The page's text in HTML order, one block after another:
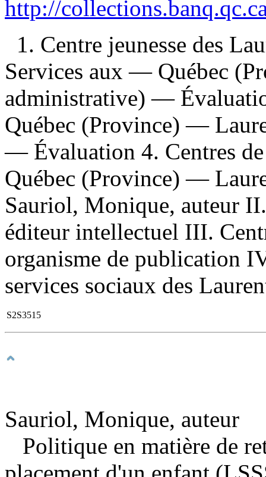
http://
1. Centre jeunesse des
Services aux — Québec
administrative) —
Québec (Province) —
— Évaluation 4. Centres
Québec (Province) —
Sauriol, Monique, auteur
éditeur intellectuel III.
organisme de publication
services sociaux des
S2S3515
Sauriol, Monique, auteur
Politique en matière de